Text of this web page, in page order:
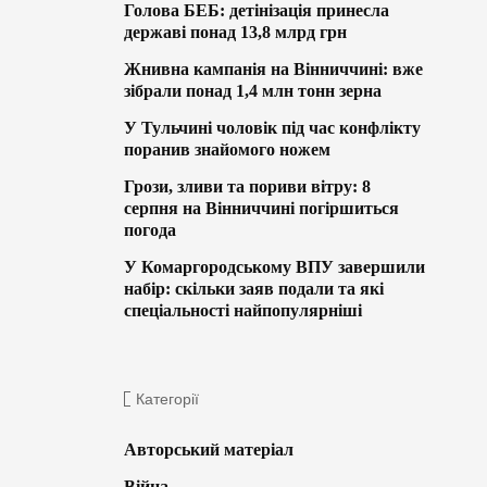
Голова БЕБ: детінізація принесла
державі понад 13,8 млрд грн
Жнивна кампанія на Вінниччині: вже
зібрали понад 1,4 млн тонн зерна
У Тульчині чоловік під час конфлікту
поранив знайомого ножем
Грози, зливи та пориви вітру: 8
серпня на Вінниччині погіршиться
погода
У Комаргородському ВПУ завершили
набір: скільки заяв подали та які
спеціальності найпопулярніші
Категорії
Авторський матеріал